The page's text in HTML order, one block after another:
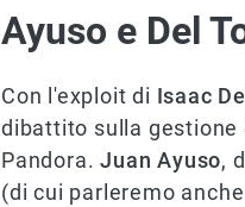
Ayuso e Del
Con l'exploit di Isaac
dibattito sulla gestione
Pandora.Juan Ayuso,
(di cui parleremo